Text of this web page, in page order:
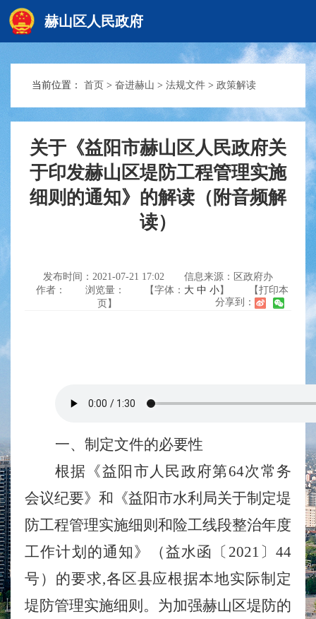
赫山区人民政府
赫山首页
政务要闻
信息公开
当前位置： 首页 > 奋进赫山 > 法规文件 > 政策解读
关于《益阳市赫山区人民政府关
于印发赫山区堤防工程管理实施
细则的通知》的解读（附音频解
读）
发布时间：2021-07-21 17:02
信息来源：区政府办
作者：
浏览量： 【字体： 大 中 小】
【打印本
页】
分享到：
一、制定文件的必要性
根据《益阳市人民政府第64次常务
会议纪要》和《益阳市水利局关于制定堤
防工程管理实施细则和险工线段整治年度
工作计划的通知》（益水函
〔 2021 〕44
号）的要求,各区县应根据本地实际制定
堤防管理实施细则。 为加强赫山区堤防的